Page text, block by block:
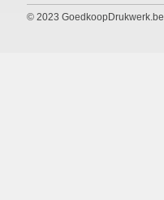
© 2023 GoedkoopDrukwerk.be